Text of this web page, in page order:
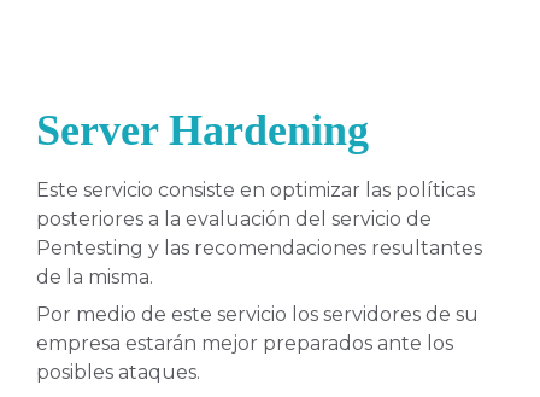
Server Hardening
Este servicio consiste en optimizar las políticas
posteriores a la evaluación del servicio de
Pentesting y las recomendaciones resultantes
de la misma.
Por medio de este servicio los servidores de su
empresa estarán mejor preparados ante los
posibles ataques.